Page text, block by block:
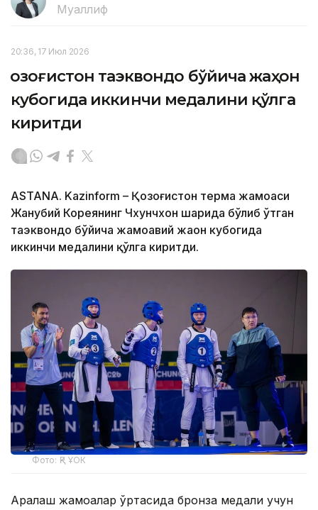
Муаллиф
20:36, 17 Июл 2026
Қозоғистон таэквондо бўйича жаҳон
кубогида иккинчи медалини қўлга
киритди
ASTANA. Kazinform – Қозоғистон терма жамоаси
Жанубий Кореянинг Чхунчхон шаҳрида бўлиб ўтган
таэквондо бўйича жамоавий жаҳон кубогида
иккинчи медалини қўлга киритди.
Фото: ҚР ҰОК
Аралаш жамоалар ўртасида бронза медали учун